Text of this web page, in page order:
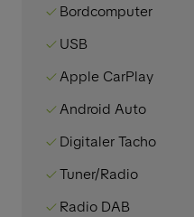
Bordcomputer
USB
Apple CarPlay
Android Auto
Digitaler Tacho
Tuner/Radio
Radio DAB